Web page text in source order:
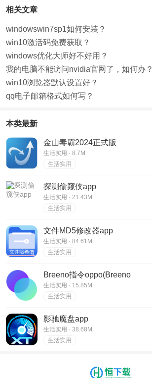
相关文章
windowswin7sp1如何安装？
win10激活码免费获取？
windows优化大师好不好用？
我的电脑不能访问nvidia官网了，如何办？
win10浏览器默认设置好？
qq电子邮箱格式如何写？
本类最新
金山毒霸2024正式版
生活实用 · 8.7M
生活实用
探测偷窥侠app
生活实用 · 21.43M
生活实用
文件MD5修改器app
生活实用 · 84.61M
生活实用
Breeno指令oppo(Breeno
Shortcuts)app
生活实用 · 15.85M
生活实用
影驰魔盘app
生活实用 · 38.68M
生活实用